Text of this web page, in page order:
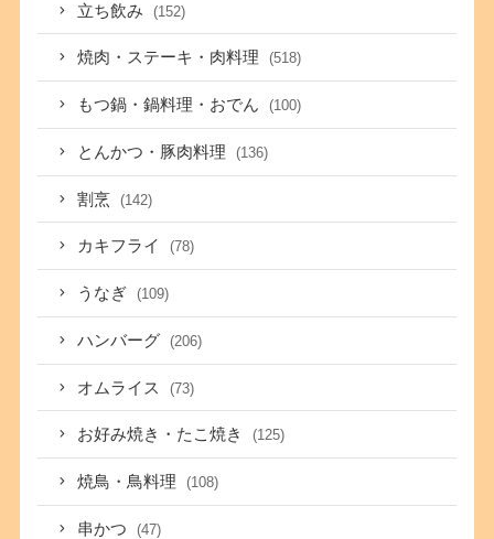
立ち飲み (152)
焼肉・ステーキ・肉料理 (518)
もつ鍋・鍋料理・おでん (100)
とんかつ・豚肉料理 (136)
割烹 (142)
カキフライ (78)
うなぎ (109)
ハンバーグ (206)
オムライス (73)
お好み焼き・たこ焼き (125)
焼鳥・鳥料理 (108)
串かつ (47)